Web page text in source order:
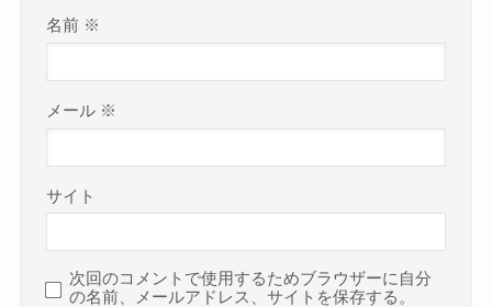
名前 ※
メール ※
サイト
次回のコメントで使用するためブラウザーに自分
の名前、メールアドレス、サイトを保存する。